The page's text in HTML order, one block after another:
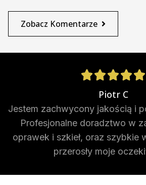
Zobacz Komentarze

Piotr C
Jestem zachwycony jakością i
Profesjonalne doradztwo w
oprawek i szkieł, oraz szybkie
przerosły moje